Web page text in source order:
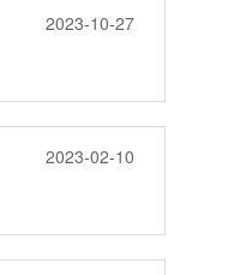
2023-10-27
2023-02-10